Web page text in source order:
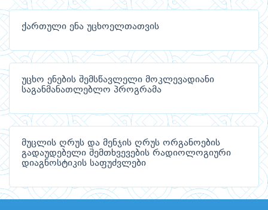
ქართული ენა უცხოელთათვის
უცხო ენების შემსწავლელი მოკლევადიანი
საგანმანათლებლო პროგრამა
მუცლის ღრუს და მენჯის ღრუს ორგანოების
გადაუდებელი შემთხვევების რადიოლოგიური
დიაგნოსტიკის საფუძვლები